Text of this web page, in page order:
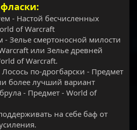
- Настой бесчисленных
of Warcraft
- Зелье смертоносной милости
или Зелье древней
of Warcraft.
по-дрогбарски - Предмет
более лучший вариант
- Предмет - World of
на себе баф от